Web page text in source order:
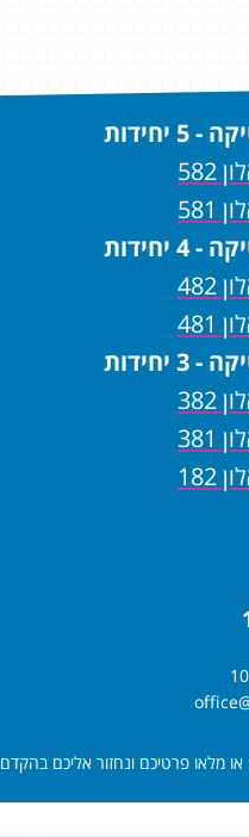
או מלאו פרטיכם ונחזור אליכם בהקדם